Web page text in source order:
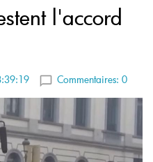
l'accord
Commentaires: 0